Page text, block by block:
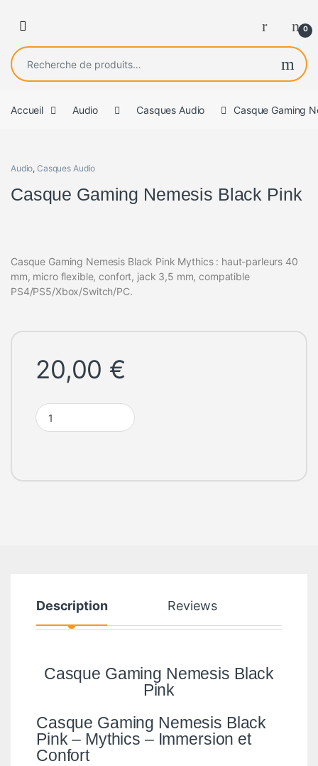
0
Recherche pour :
Accueil Audio Casques Audio Casque Gaming
Audio,Casques Audio
Casque Gaming Nemesis Black Pink
Casque Gaming Nemesis Black Pink Mythics : haut-parleurs 40
mm, micro flexible, confort, jack 3,5 mm, compatible
PS4/PS5/Xbox/Switch/PC.
20,00 €
Casque Gaming Nemesis Black Pink quantity
Description Reviews
Casque Gaming Nemesis Black
Pink
Casque Gaming Nemesis Black
Pink – Mythics – Immersion et
Confort